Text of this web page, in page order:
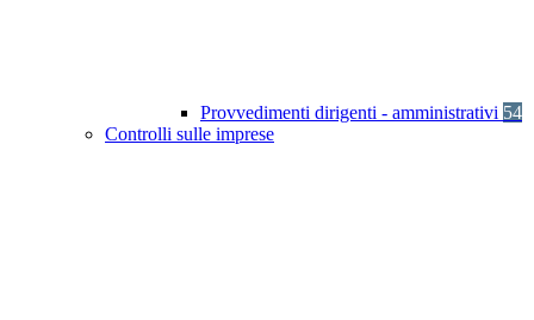
Provvedimenti dirigenti - amministrativi 54
Controlli sulle imprese